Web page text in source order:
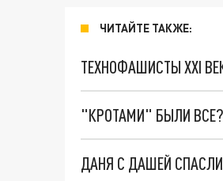
ЧИТАЙТЕ ТАКЖЕ:
ТЕХНОФАШИСТЫ XXI
"КРОТАМИ" БЫЛИ
ДАНЯ С ДАШЕЙ